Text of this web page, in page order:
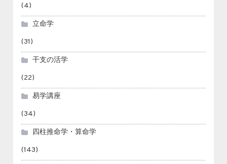
(4)
立命学
(31)
干支の活学
(22)
易学講座
(34)
四柱推命学・算命学
(143)